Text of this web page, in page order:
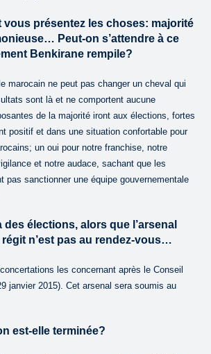
vous présentez les choses: majorité
Peut-on s’attendre à ce
Benkirane rempile?
marocain ne peut pas changer un cheval qui
sont là et ne comportent aucune
de la majorité iront aux élections, fortes
positif et dans une situation confortable pour
un oui pour notre franchise, notre
et notre audace, sachant que les
pas sanctionner une équipe gouvernementale
des élections, alors que l’arsenal
n’est pas au rendez-vous…
les concernant après le Conseil
janvier 2015). Cet arsenal sera soumis au
est-elle terminée?